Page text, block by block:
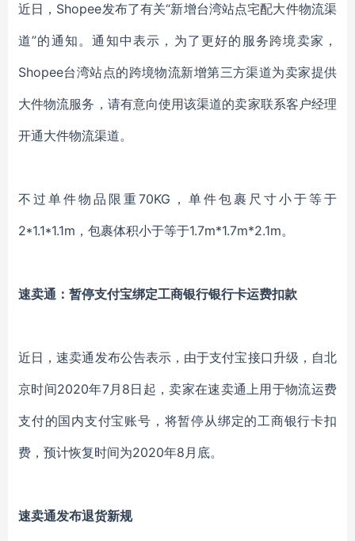
近日，Shopee发布了有关“新增台湾站点宅配大件物流渠
道”的通知。通知中表示，为了更好的服务跨境卖家，
Shopee台湾站点的跨境物流新增第三方渠道为卖家提供
大件物流服务，请有意向使用该渠道的卖家联系客户经理
开通大件物流渠道。
不过单件物品限重70KG，单件包裹尺寸小于等于
2*1.1*1.1m，包裹体积小于等于1.7m*1.7m*2.1m。
速卖通：暂停支付宝绑定工商银行银行卡运费扣款
近日，速卖通发布公告表示，由于支付宝接口升级，自北
京时间2020年7月8日起，卖家在速卖通上用于物流运费
支付的国内支付宝账号，将暂停从绑定的工商银行卡扣
费，预计恢复时间为2020年8月底。
速卖通发布退货新规